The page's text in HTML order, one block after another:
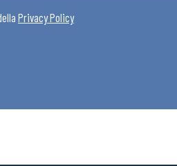
Privacy Policy